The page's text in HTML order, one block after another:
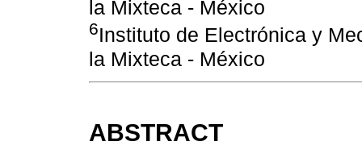
la Mixteca - México
6Instituto de Electrónica y
la Mixteca - México
ABSTRACT